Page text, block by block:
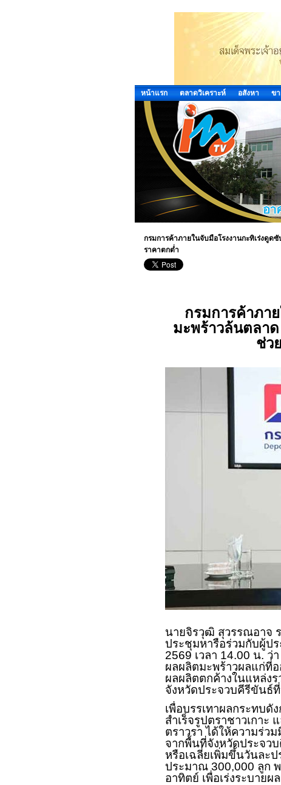
หน้าแรก ตลาดวิเคราะห์ อสังหา ข
กรมการค้าภายในจับมือโรงงานกะทิเร่งดูด
ราคาตกต่ำ
กรมการค้าภา
มะพร้าวล้นตลา
ช่ว
นายจิรวุฒิ สุวรรณอาจ
ประชุมหารือร่วมกับผู้ป
2569 เวลา 14.00 น.
ผลผลิตมะพร้าวผลแก่ที่
ผลผลิตตกค้างในแหล่ง
จังหวัดประจวบคีรีขันธ์
เพื่อบรรเทาผลกระทบดั
สำเร็จรูปตราชาวเกาะ
ตราวรา ได้ให้ความร่ว
จากพื้นที่จังหวัดประจว
หรือเฉลี่ยเพิ่มขึ้นวันละ
ประมาณ 300,000 ลูก
อาทิตย์ เพื่อเร่งระบาย